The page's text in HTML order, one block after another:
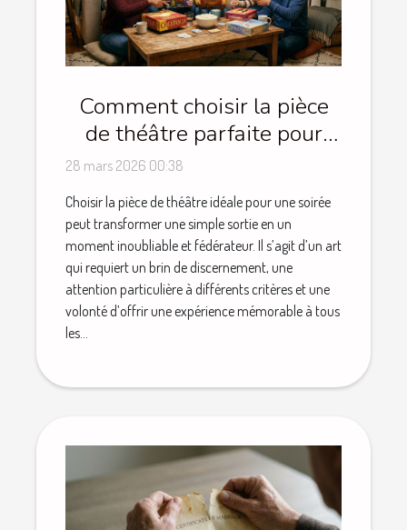
Comment choisir la pièce
de théâtre parfaite pour
une soirée réussie ?
28 mars 2026 00:38
Choisir la pièce de théâtre idéale pour une soirée
peut transformer une simple sortie en un
moment inoubliable et fédérateur. Il s’agit d’un art
qui requiert un brin de discernement, une
attention particulière à différents critères et une
volonté d’offrir une expérience mémorable à tous
les...